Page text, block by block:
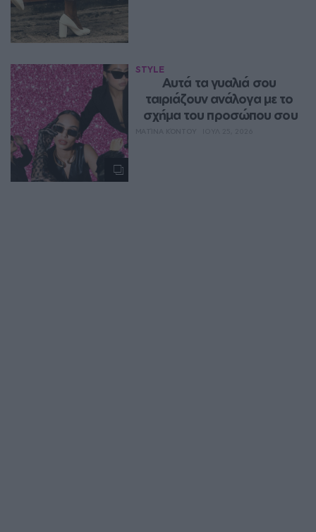
STYLE
Αυτά τα γυαλιά σου
ταιριάζουν ανάλογα με το
σχήμα του προσώπου σου